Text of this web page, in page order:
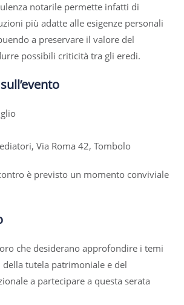
notarile permette infatti di
più adatte alle esigenze personali
a preservare il valore del
possibili criticità tra gli eredi.
Via Roma 42, Tombolo
è previsto un momento conviviale
che desiderano approfondire i temi
della tutela patrimoniale e del
a partecipare a questa serata